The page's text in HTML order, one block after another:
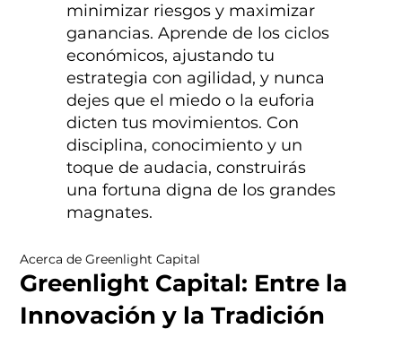
Acerca de Greenlight Capital
Greenlight Capital: Entre la
Innovación y la Tradición
minimizar riesgos y maximizar
ganancias. Aprende de los ciclos
económicos, ajustando tu
estrategia con agilidad, y nunca
dejes que el miedo o la euforia
dicten tus movimientos. Con
disciplina, conocimiento y un
toque de audacia, construirás
una fortuna digna de los grandes
magnates.